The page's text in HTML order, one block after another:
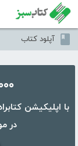
آپلود کتاب
۵۰،۰۰۰
در